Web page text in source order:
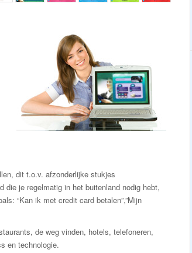
dit t.o.v. afzonderlijke stukjes
die je regelmatig in het buitenland nodig hebt,
“Kan ik met credit card betalen”,”Mijn
de weg vinden, hotels, telefoneren,
en technologie.